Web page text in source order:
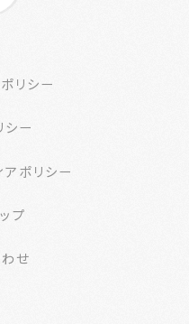
リシー
シー
アポリシー
プ
せ